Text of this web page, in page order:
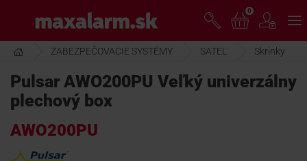
hlavnému
obsahu
www.maxalarm.sk
AKCIA MESIACA
PRODUKTY
0
ZABEZPEČOVACIE SYSTÉMY SATEL Skrinky
Pulsar AWO200PU Veľký univerzálny
plechový box
AWO200PU